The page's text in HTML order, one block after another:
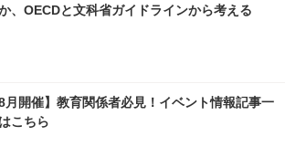
、OECDと文科省ガイドラインから考える
8月開催】教育関係者必見！イベント情報記事一
こちら